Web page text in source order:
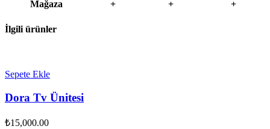
Mağaza + + +
İlgili ürünler
Sepete Ekle
Dora Tv Ünitesi
₺15,000.00